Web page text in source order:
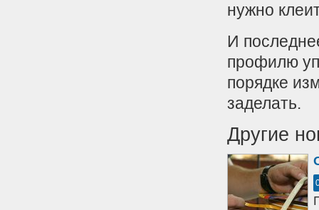
нужно
И
профилю
порядке
заделать.
Другие